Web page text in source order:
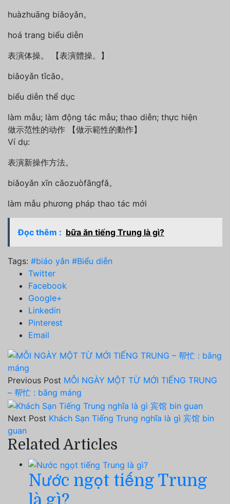
huàzhuāng biǎoyǎn。
hoá trang biểu diễn
表演体操。 【表演體操。】
biǎoyǎn tǐcāo。
biểu diễn thể dục
làm mẫu; làm động tác mẫu; thao diễn; thực hiện
做示范性的动作 【做示範性的動作】
Ví dụ:
表演新操作方法。
biǎoyǎn xīn cāozuòfāngfǎ。
làm mẫu phương pháp thao tác mới
Đọc thêm : bữa ăn tiếng Trung là gì?
Tags: #biáo yǎn #Biểu diễn
Twitter
Facebook
Google+
Linkedin
Pinterest
Email
Previous Post MỖI NGÀY MỘT TỪ MỚI TIẾNG TRUNG
– 帮忙 : bāng máng
Next Post Khách Sạn Tiếng Trung nghĩa là gì 宾馆 bin
guan
Related Articles
Nước ngọt tiếng Trung
là gì?